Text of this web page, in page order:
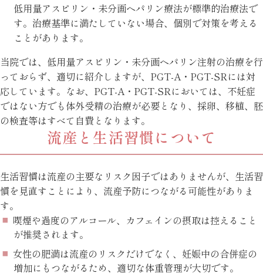
低用量アスピリン・未分画ヘパリン療法が標準的治療法で
す。治療基準に満たしていない場合、個別で対策を考える
ことがあります。
当院では、低用量アスピリン・未分画ヘパリン注射の治療を行
っておらず、適切に紹介しますが、PGT-A・PGT-SRには対
応しています。なお、PGT-A・PGT-SRにおいては、不妊症
ではない方でも体外受精の治療が必要となり、採卵、移植、胚
の検査等はすべて自費となります。
流産と生活習慣について
生活習慣は流産の主要なリスク因子ではありませんが、生活習
慣を見直すことにより、流産予防につながる可能性がありま
す。
喫煙や過度のアルコール、カフェインの摂取は控えること
が推奨されます。
女性の肥満は流産のリスクだけでなく、妊娠中の合併症の
増加にもつながるため、適切な体重管理が大切です。